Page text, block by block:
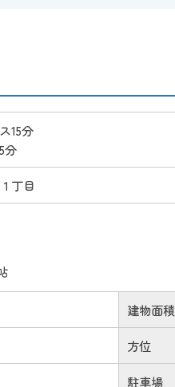
15分
分
丁目
建物面積
方位
駐車場